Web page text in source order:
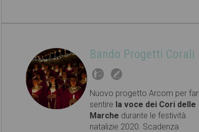
Bando Progetti Corali
Nuovo progetto Arcom per far
sentire la voce dei Cori delle
Marche durante le festività
natalizie 2020. Scadenza